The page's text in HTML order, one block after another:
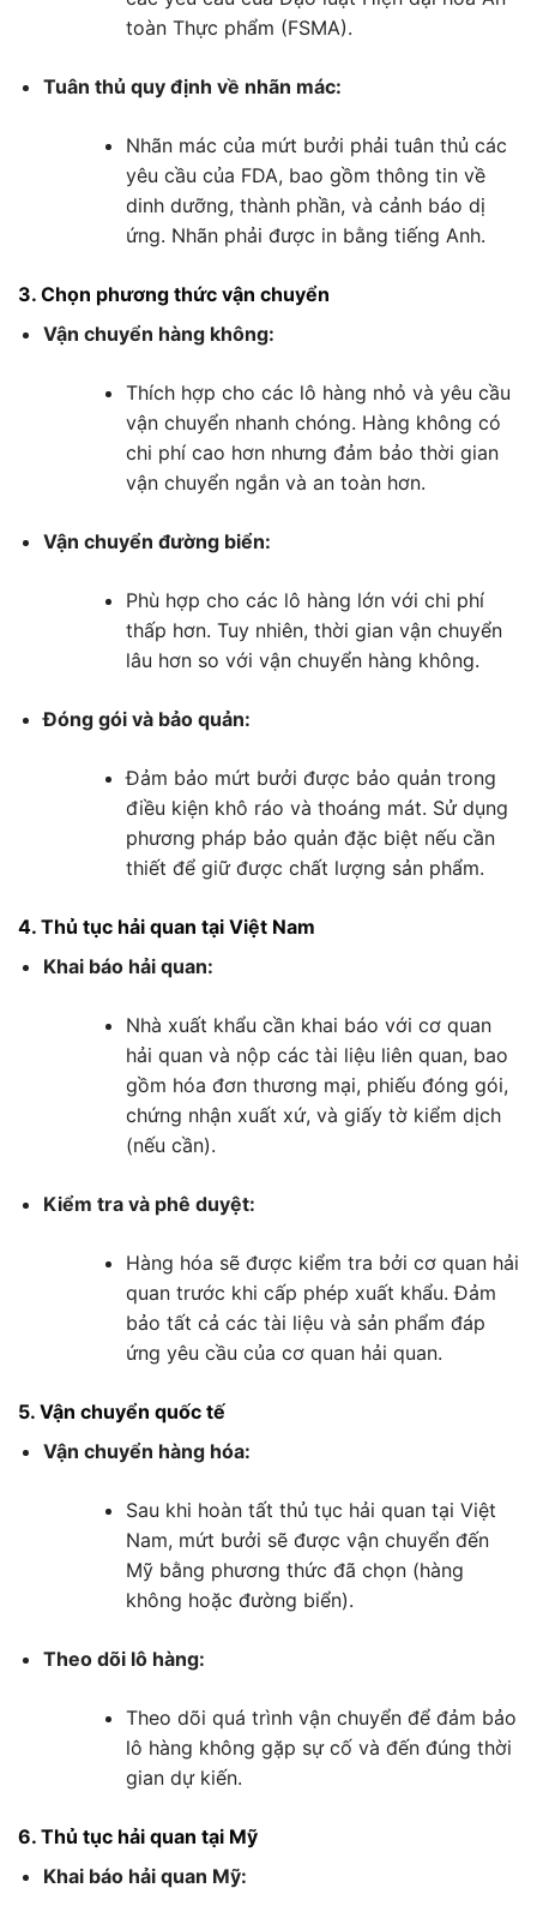
toàn Thực phẩm (FSMA).
Tuân thủ quy định về nhãn mác:
Nhãn mác của mứt bưởi phải tuân thủ các
yêu cầu của FDA, bao gồm thông tin về
dinh dưỡng, thành phần, và cảnh báo dị
ứng. Nhãn phải được in bằng tiếng Anh.
3. Chọn phương thức vận chuyển
Vận chuyển hàng không:
Thích hợp cho các lô hàng nhỏ và yêu cầu
vận chuyển nhanh chóng. Hàng không có
chi phí cao hơn nhưng đảm bảo thời gian
vận chuyển ngắn và an toàn hơn.
Vận chuyển đường biển:
Phù hợp cho các lô hàng lớn với chi phí
thấp hơn. Tuy nhiên, thời gian vận chuyển
lâu hơn so với vận chuyển hàng không.
Đóng gói và bảo quản:
Đảm bảo mứt bưởi được bảo quản trong
điều kiện khô ráo và thoáng mát. Sử dụng
phương pháp bảo quản đặc biệt nếu cần
thiết để giữ được chất lượng sản phẩm.
4. Thủ tục hải quan tại Việt Nam
Khai báo hải quan:
Nhà xuất khẩu cần khai báo với cơ quan
hải quan và nộp các tài liệu liên quan, bao
gồm hóa đơn thương mại, phiếu đóng gói,
chứng nhận xuất xứ, và giấy tờ kiểm dịch
(nếu cần).
Kiểm tra và phê duyệt:
Hàng hóa sẽ được kiểm tra bởi cơ quan hải
quan trước khi cấp phép xuất khẩu. Đảm
bảo tất cả các tài liệu và sản phẩm đáp
ứng yêu cầu của cơ quan hải quan.
5. Vận chuyển quốc tế
Vận chuyển hàng hóa:
Sau khi hoàn tất thủ tục hải quan tại Việt
Nam, mứt bưởi sẽ được vận chuyển đến
Mỹ bằng phương thức đã chọn (hàng
không hoặc đường biển).
Theo dõi lô hàng:
Theo dõi quá trình vận chuyển để đảm bảo
lô hàng không gặp sự cố và đến đúng thời
gian dự kiến.
6. Thủ tục hải quan tại Mỹ
Khai báo hải quan Mỹ: